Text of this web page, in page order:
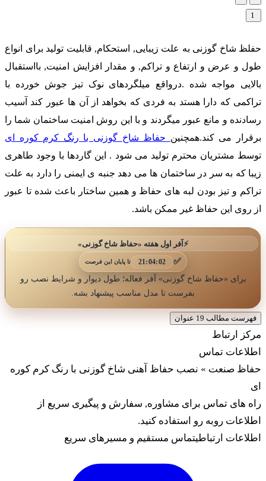
شاخ گوزنی به علت زیبایی, استحکام, قابلیت تولید برای انواع
و عرض و ارتفاع و تراکم, و مقدار افزایش امنیت, بااستقبال
مواجه شده .درواقع میلگردهای نوک تیز جوش خورده با
که دارا هستد به فردی که بخواهد از آن ها عبور کند آسیب
و مانع عبور میگردند و با این روش امنیت ساختمان شما را
می کند.همچنینحفاظ شاخ گوزنی با رنگ کرم کوره ای
مشتریان محترم تولید می شود . این گاردها با وجود طاهری
که به سر در ساختمان ها می دهد جنبه ی ایمنی را دارد به علت
و تیز بودن لبه های حفاظ و همین ساختار باعث شده تا عبور
روی این حفاظ غیر ممکن باشد.
آفر اول هفته «حفاظ شاخ گوزنی»
✅
21:04:01 تا پایان این فرصت
برای «حفاظ شاخ گوزنی» آفر فعاله؛ طول دیوار و شرایط نصب رو
بفرست تا مدل مناسب پیشنهاد بشه.
فهرست مطالب 19 عنوان
ارتباط
تماس
صنعت » نصب حفاظ آهنی شاخ گوزنی با رنگ کرم کوره
های تماس برای مشاوره, سفارش و پیگیری سریع از
روبه رو استفاده کنید.
ارتباطیتماس مستقیم و مسیرهای سریع